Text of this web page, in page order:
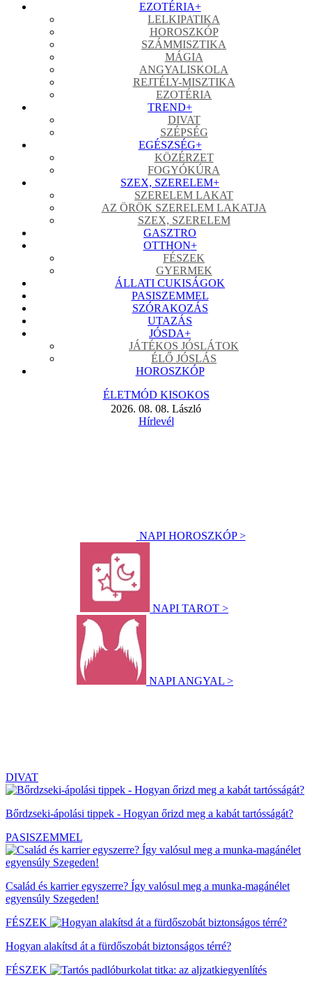
EZOTÉRIA+
LELKIPATIKA
HOROSZKÓP
SZÁMMISZTIKA
MÁGIA
ANGYALISKOLA
REJTÉLY-MISZTIKA
EZOTÉRIA
TREND+
DIVAT
SZÉPSÉG
EGÉSZSÉG+
KÖZÉRZET
FOGYÓKÚRA
SZEX, SZERELEM+
SZERELEM LAKAT
AZ ÖRÖK SZERELEM LAKATJA
SZEX, SZERELEM
GASZTRO
OTTHON+
FÉSZEK
GYERMEK
ÁLLATI CUKISÁGOK
PASISZEMMEL
SZÓRAKOZÁS
UTAZÁS
JÓSDA+
JÁTÉKOS JÓSLÁTOK
ÉLŐ JÓSLÁS
HOROSZKÓP
ÉLETMÓD KISOKOS
2026. 08. 08. László
Hírlevél
NAPI HOROSZKÓP >
NAPI TAROT >
NAPI ANGYAL >
DIVAT
Bőrdzseki-ápolási tippek - Hogyan őrizd meg a kabát tartósságát?
PASISZEMMEL
Család és karrier egyszerre? Így valósul meg a munka-magánélet
egyensúly Szegeden!
FÉSZEK
Hogyan alakítsd át a fürdőszobát biztonságos térré?
FÉSZEK